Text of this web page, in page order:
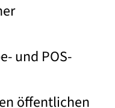
und POS-
öffentlichen